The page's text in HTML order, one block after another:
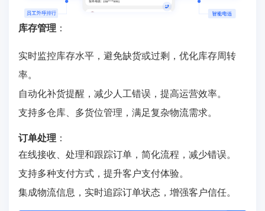
库存管理 ：
实时监控库存水平，避免缺货或过剩，优化库存周转
率。
自动化补货提醒，减少人工错误，提高运营效率。
支持多仓库、多货位管理，满足复杂物流需求。
订单处理 ：
在线接收、处理和跟踪订单，简化流程，减少错误。
支持多种支付方式，提升客户支付体验。
集成物流信息，实时追踪订单状态，增强客户信任。